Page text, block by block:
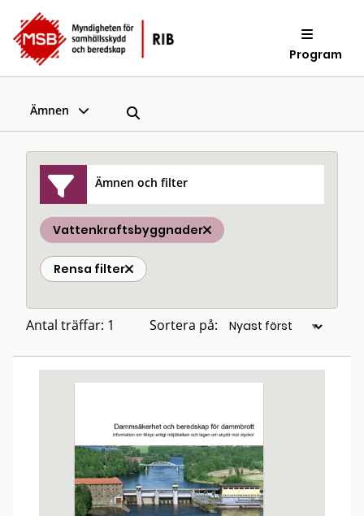
Program
Ämnen
Ämnen och filter
Vattenkraftsbyggnader
Rensa filter
Antal träffar: 1 Sortera på: